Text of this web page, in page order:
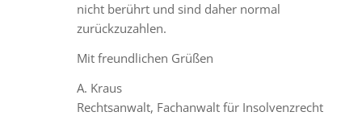
nicht berührt und sind daher normal
zurückzuzahlen.
Mit freundlichen Grüßen
A. Kraus
Rechtsanwalt, Fachanwalt für Insolvenzrecht